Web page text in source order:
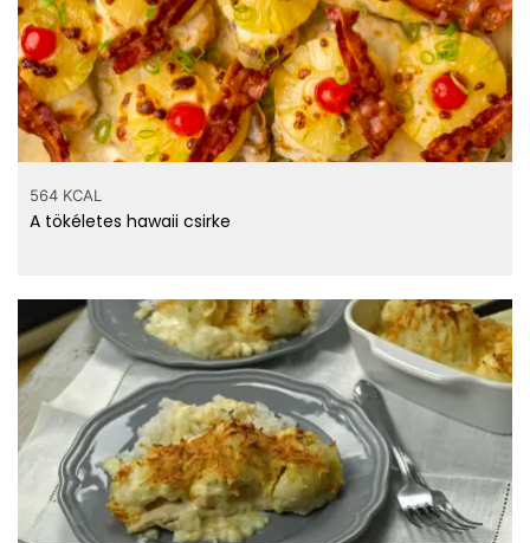
564 KCAL
A tökéletes hawaii csirke